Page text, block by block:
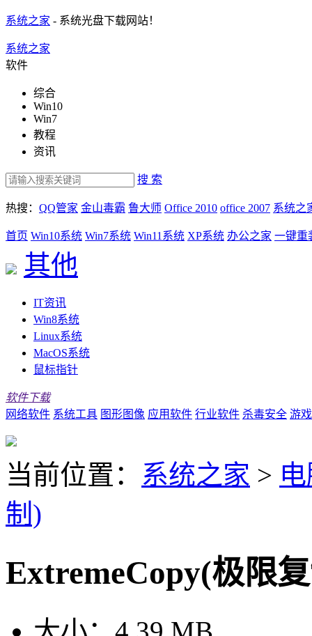
系统之家 - 系统光盘下载网站！
系统之家
软件
综合
Win10
Win7
教程
资讯
搜 索
热搜： QQ管家 金山毒霸 鲁大师 Office 2010 office 2007 系统之
首页 Win10系统 Win7系统 Win11系统 XP系统 办公之家 一键重
其他
IT资讯
Win8系统
Linux系统
MacOS系统
鼠标指针
软件下载
网络软件 系统工具 图形图像 应用软件 行业软件 杀毒安全 游
当前位置： 系统之家 >
制)
ExtremeCopy(极限